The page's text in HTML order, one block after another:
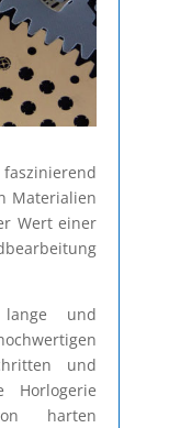
Materialien
Wert einer
und
und
harten